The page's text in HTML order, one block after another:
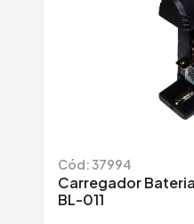
Cód: 37994
Carregador
BL-011